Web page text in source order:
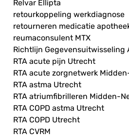
Relvar Ellipta
retourkoppeling werkdiagnose
retourneren medicatie
reumaconsulent MTX
Richtlijn Gegevensuitwisseling
RTA acute pijn Utrecht
RTA acute zorgnetwerk
RTA astma Utrecht
RTA atriumfibrilleren Midden-
RTA COPD astma Utrecht
RTA COPD Utrecht
RTA CVRM